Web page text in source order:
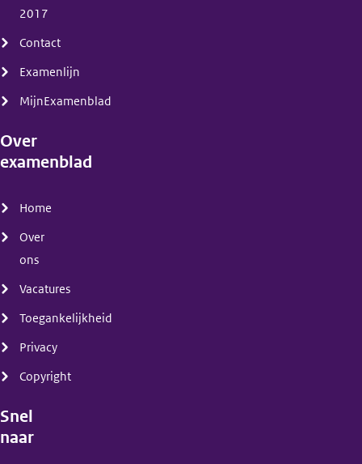
2017
Contact
Examenlijn
MijnExamenblad
Over
examenblad
Home
Over
ons
Vacatures
Toegankelijkheid
Privacy
Copyright
Snel
naar